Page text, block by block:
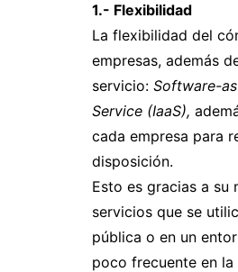
1.- Flexibilidad
La flexibilidad del
empresas, además
servicio: Software-
Service (IaaS),
cada empresa para
disposición.
Esto es gracias a su
servicios que se
pública o en un
poco frecuente en